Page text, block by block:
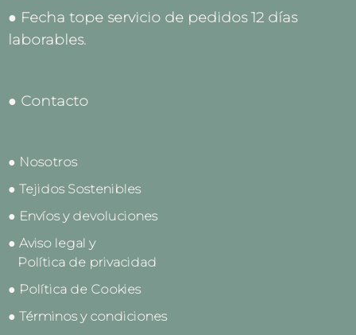
● Fecha tope servicio de pedidos 12 días
laborables.
● Contacto
● Nosotros
● Tejidos Sostenibles
● Envíos y devoluciones
● Aviso legal y
Política de privacidad
● Política de Cookies
● Términos y condiciones